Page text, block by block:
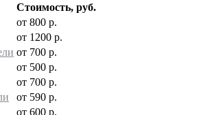
Стоимость, руб.
от 800 р.
от 1200 р.
от 700 р.
от 500 р.
от 700 р.
от 590 р.
от 600 р.